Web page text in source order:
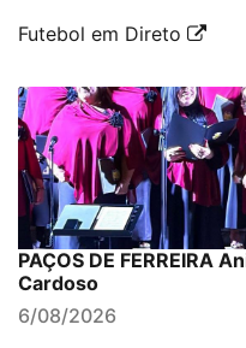
Futebol em Direto
PAÇOS DE FERREIRA
Cardoso
6/08/2026